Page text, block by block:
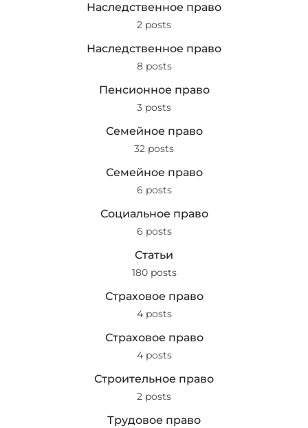
Наследственное право
2 posts
Наследственное право
8 posts
Пенсионное право
3 posts
Семейное право
32 posts
Семейное право
6 posts
Социальное право
6 posts
Статьи
180 posts
Страховое право
4 posts
Страховое право
4 posts
Строительное право
2 posts
Трудовое право